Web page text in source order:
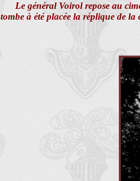
Le général Voirol repose au
tombe à été placée la réplique de la